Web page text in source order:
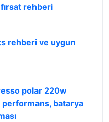
rehberi
rehberi ve uygun
polar 220w
performans, batarya